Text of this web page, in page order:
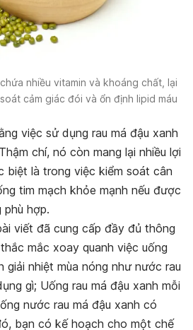
nhiều vitamin và khoáng chất, lại
cảm giác đói và ổn định lipid máu
việc sử dụng rau má đậu xanh
chí, nó còn mang lại nhiều lợi
biệt là trong việc kiểm soát cân
tim mạch khỏe mạnh nếu được
phù hợp.
viết đã cung cấp đầy đủ thông
mắc xoay quanh việc uống
giải nhiệt mùa nóng như nước rau
gì; Uống rau má đậu xanh mỗi
nước rau má đậu xanh có
bạn có kế hoạch cho một chế